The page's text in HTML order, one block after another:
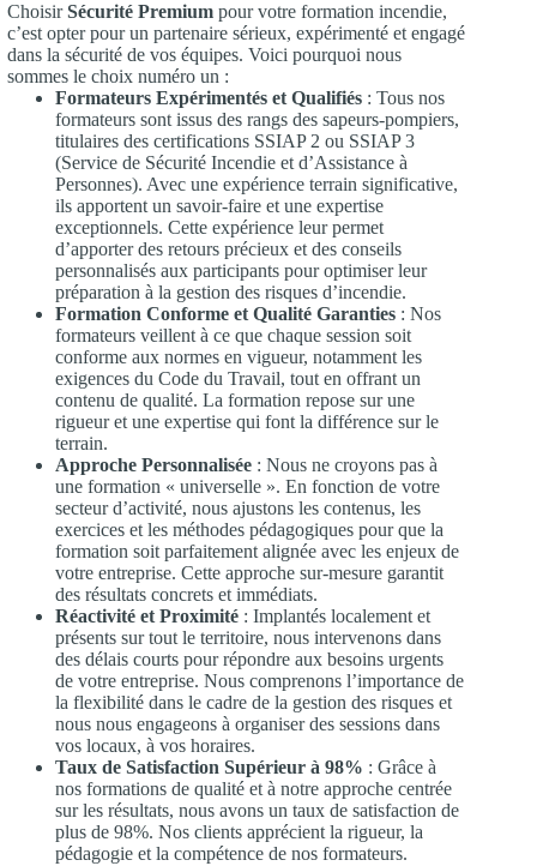
ChoisirSécurité Premium pour votre formation incendie,
c’est opter pour un partenaire sérieux, expérimenté et engagé
dans la sécurité de vos équipes. Voici pourquoi nous
sommes le choix numéro un :
Formateurs Expérimentés et Qualifiés : Tous nos
formateurs sont issus des rangs des sapeurs-pompiers,
titulaires des certifications SSIAP 2 ou SSIAP 3
(Service de Sécurité Incendie et d’Assistance à
Personnes). Avec une expérience terrain significative,
ils apportent un savoir-faire et une expertise
exceptionnels. Cette expérience leur permet
d’apporter des retours précieux et des conseils
personnalisés aux participants pour optimiser leur
préparation à la gestion des risques d’incendie.
Formation Conforme et Qualité Garanties : Nos
formateurs veillent à ce que chaque session soit
conforme aux normes en vigueur, notamment les
exigences du Code du Travail, tout en offrant un
contenu de qualité. La formation repose sur une
rigueur et une expertise qui font la différence sur le
terrain.
Approche Personnalisée : Nous ne croyons pas à
une formation « universelle ». En fonction de votre
secteur d’activité, nous ajustons les contenus, les
exercices et les méthodes pédagogiques pour que la
formation soit parfaitement alignée avec les enjeux de
votre entreprise. Cette approche sur-mesure garantit
des résultats concrets et immédiats.
Réactivité et Proximité : Implantés localement et
présents sur tout le territoire, nous intervenons dans
des délais courts pour répondre aux besoins urgents
de votre entreprise. Nous comprenons l’importance de
la flexibilité dans le cadre de la gestion des risques et
nous nous engageons à organiser des sessions dans
vos locaux, à vos horaires.
Taux de Satisfaction Supérieur à 98% : Grâce à
nos formations de qualité et à notre approche centrée
sur les résultats, nous avons un taux de satisfaction de
plus de 98%. Nos clients apprécient la rigueur, la
pédagogie et la compétence de nos formateurs.